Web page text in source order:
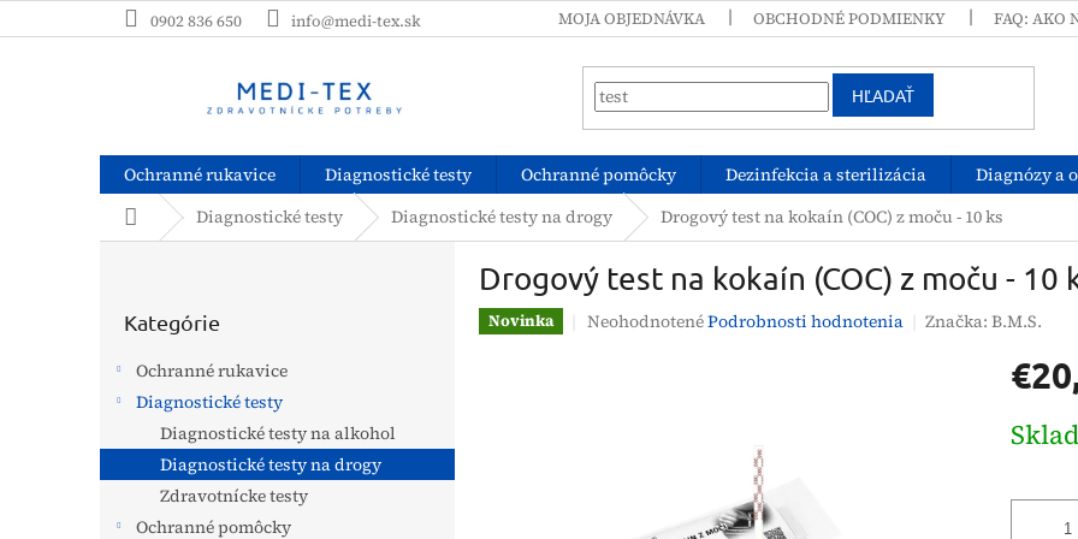
na
0902 836 650 info@medi-tex.sk MOJA OBJEDNÁVKA OBCHODNÉ PODMIENKY FAQ: AKO
HĽADAŤ
Ochranné rukavice Diagnostické testy Ochranné pomôcky Dezinfekcia a sterilizácia Diagnózy a
DomovDiagnostické testy Diagnostické testy na drogy Drogový test na kokaín (COC) z moču - 10 ks
kategórie
Kategórie
Ochranné rukavice
Diagnostické testy
Diagnostické testy na alkohol
Diagnostické testy na drogy
Zdravotnícke testy
Ochranné pomôcky
Drogový test na kokaín (COC) z moču - 10
Novinka
Priemerné
NeohodnotenéPodrobnosti hodnotenia Značka: B.M.S.
cena: